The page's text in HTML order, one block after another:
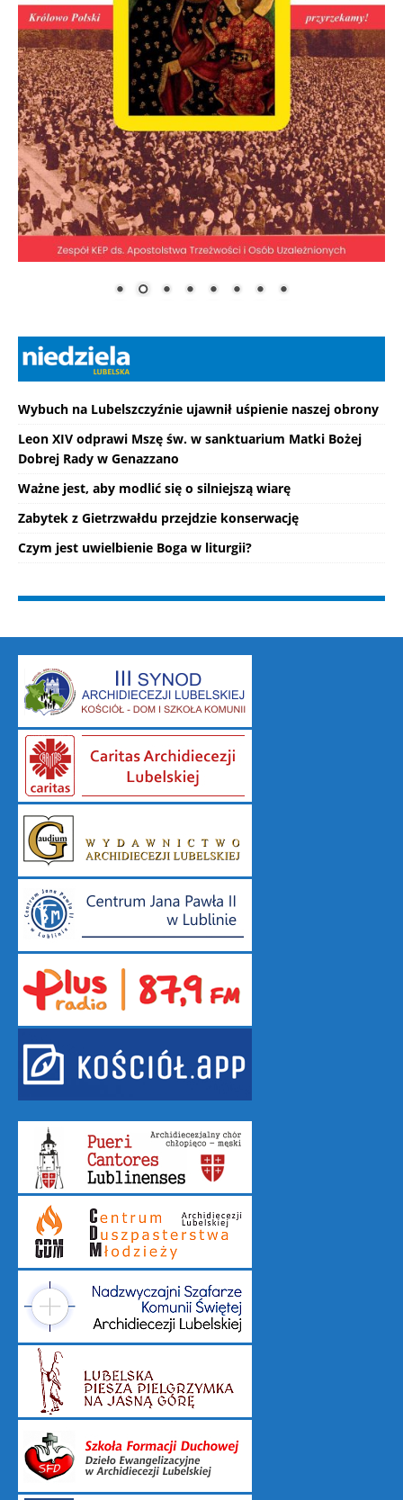
Wybuch na Lubelszczyźnie ujawnił uśpienie naszej obrony
Leon XIV odprawi Mszę św. w sanktuarium Matki Bożej
Dobrej Rady w Genazzano
Ważne jest, aby modlić się o silniejszą wiarę
Zabytek z Gietrzwałdu przejdzie konserwację
Czym jest uwielbienie Boga w liturgii?